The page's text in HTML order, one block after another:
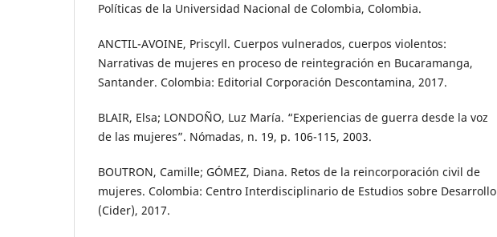
Políticas de la Universidad Nacional de Colombia, Colombia.
ANCTIL-AVOINE, Priscyll. Cuerpos vulnerados, cuerpos violentos:
Narrativas de mujeres en proceso de reintegración en Bucaramanga,
Santander. Colombia: Editorial Corporación Descontamina, 2017.
BLAIR, Elsa; LONDOÑO, Luz María. “Experiencias de guerra desde la voz
de las mujeres”. Nómadas, n. 19, p. 106-115, 2003.
BOUTRON, Camille; GÓMEZ, Diana. Retos de la reincorporación civil de
mujeres. Colombia: Centro Interdisciplinario de Estudios sobre Desarrollo
(Cider), 2017.